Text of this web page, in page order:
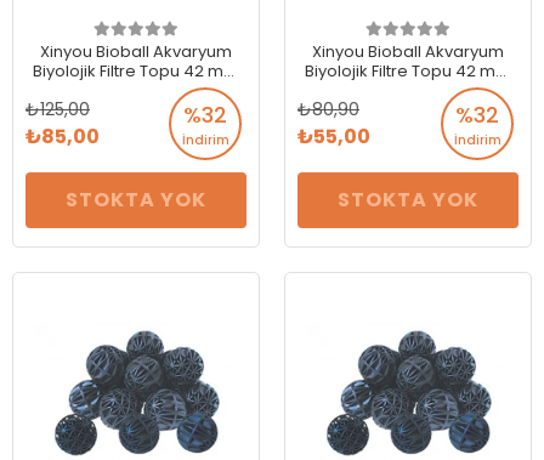
Xinyou Bioball Akvaryum
Biyolojik Filtre Topu 42 mm
%32
İndirim
125,00
85,00
STOKTA YOK
Xinyou Bioball Akvaryum
Biyolojik Filtre Topu 42 mm
%32
İndirim
80,90
55,00
STOKTA YOK